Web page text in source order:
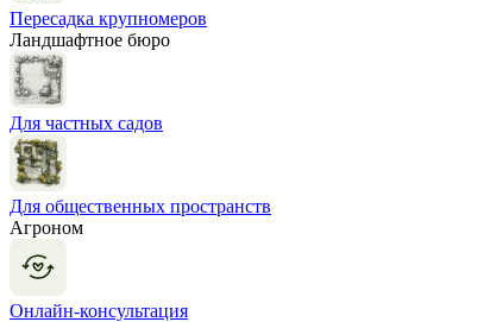
Пересадка крупномеров
Ландшафтное бюро
Для частных садов
Для общественных пространств
Агроном
Онлайн-консультация